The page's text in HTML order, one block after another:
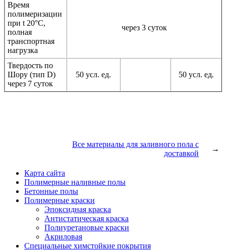
Время
полимеризации
при t 20°C,
полная
транспортная
нагрузка
через 3 суток
Твердость по
Шору (тип D)
через 7 суток
50 усл. ед. 50 усл. ед.
Все материалы для заливного пола с
доставкой
→
Карта сайта
Полимерные наливные полы
Бетонные полы
Полимерные краски
Эпоксидная краска
Антистатическая краска
Полиуретановые краски
Акриловая
Специальные химстойкие покрытия